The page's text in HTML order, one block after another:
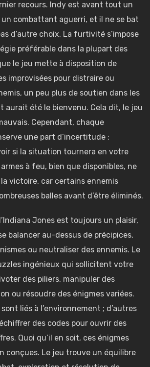
recours. Indy est avant tout un
un combattant aguerri, et il ne se bat
d’autre choix. La furtivité s’impose
préférable dans la plupart des
le jeu mette à disposition de
improvisées pour distraire ou
un peu plus de soutien dans les
aurait été le bienvenu. Cela dit, le jeu
Cependant, chaque
une part d’incertitude :
si la situation tournera en votre
à feu, bien que disponibles, ne
victoire, car certains ennemis
balles avant d’être éliminés.
Jones est toujours un plaisir,
balancer au-dessus de précipices,
ou neutraliser des ennemis. Le
ingénieux qui sollicitent votre
des piliers, manipuler des
ou résoudre des énigmes variées.
liés à l’environnement ; d’autres
des codes pour ouvrir des
Quoi qu’il en soit, ces énigmes
conçues. Le jeu trouve un équilibre